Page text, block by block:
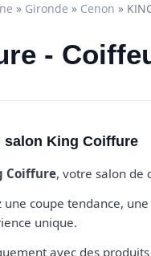
» Gironde » Cenon »
-
salon King Coiffure
Coiffure, votre salon de
une coupe tendance,
unique.
avec des